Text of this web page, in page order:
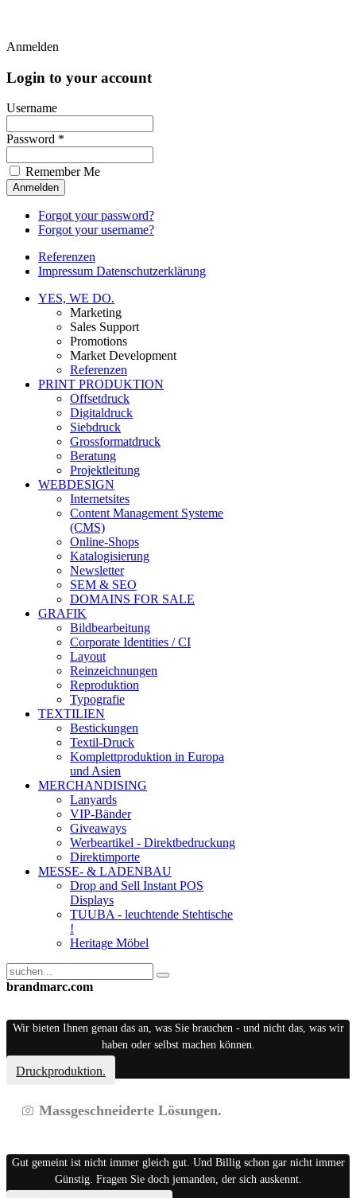
Anmelden
Login to your account
Username
Password *
Remember Me
Forgot your password?
Forgot your username?
Referenzen
Impressum Datenschutzerklärung
YES, WE DO.
Marketing
Sales Support
Promotions
Market Development
Referenzen
PRINT PRODUKTION
Offsetdruck
Digitaldruck
Siebdruck
Grossformatdruck
Beratung
Projektleitung
WEBDESIGN
Internetsites
Content Management Systeme
(CMS)
Online-Shops
Katalogisierung
Newsletter
SEM & SEO
DOMAINS FOR SALE
GRAFIK
Bildbearbeitung
Corporate Identities / CI
Layout
Reinzeichnungen
Reproduktion
Typografie
TEXTILIEN
Bestickungen
Textil-Druck
Komplettproduktion in Europa
und Asien
MERCHANDISING
Lanyards
VIP-Bänder
Giveaways
Werbeartikel - Direktbedruckung
Direktimporte
MESSE- & LADENBAU
Drop and Sell Instant POS
Displays
TUUBA - leuchtende Stehtische
!
Heritage Möbel
brandmarc.com
Wir bieten Ihnen genau das an, was Sie brauchen - und nicht das, was wir
haben oder selbst machen können.
Druckproduktion.
Massgeschneiderte Lösungen.
Gut gemeint ist nicht immer gleich gut. Und Billig schon gar nicht immer
Günstig. Fragen Sie doch jemanden, der sich auskennt.